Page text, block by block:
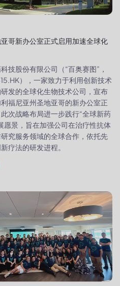
哥新办公室正式启用加速全球化
技股份有限公司（“百奥赛图”，
），一家致力于利用创新技术
发的全球化生物技术公司，宣布
福尼亚州圣地亚哥的新办公室正
次战略布局进一步践行“全球新药
愿景，旨在加强公司在治疗性抗体
究服务领域的全球合作，依托先
疗法的研发进程。